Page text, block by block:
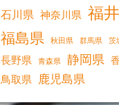
石川県 神奈川県 福
福島県 秋田県 群馬県 茨
長野県 青森県 静岡県
鳥取県 鹿児島県